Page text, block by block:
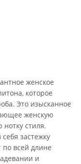
женское
которое
Это изысканное
женскую
стиля.
застежку
всей длине
и